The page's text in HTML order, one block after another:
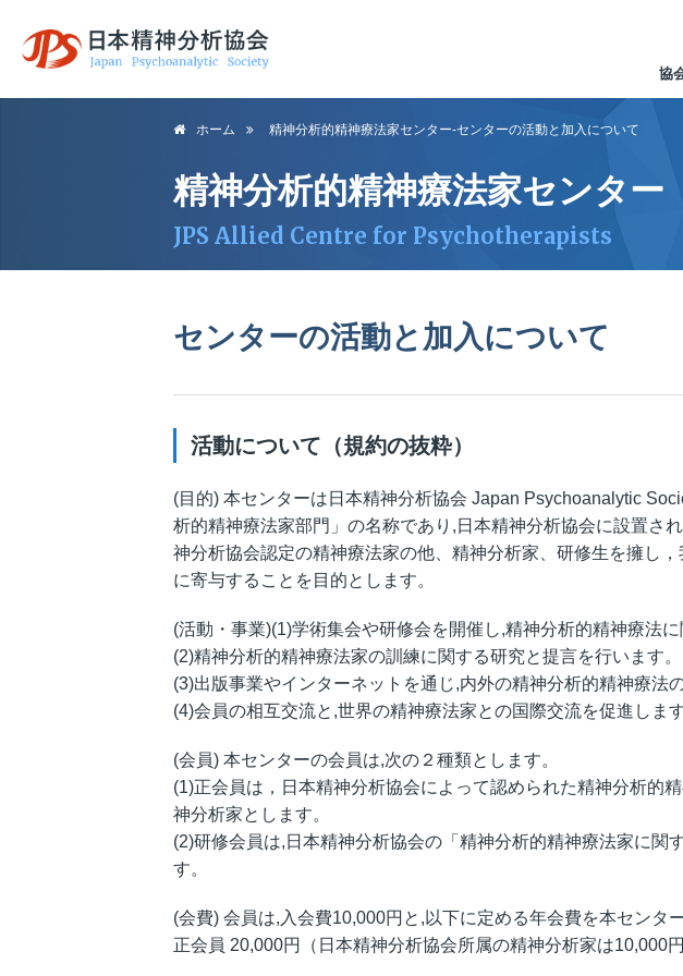
日本精神分析協
協
ホーム 精神分析的精神療法家センター-センターの活動と加入について
精神分析的精神療法家センター
JPS Allied Centre for Psychotherapists
センターの活動と加入について
活動について（規約の抜粋）
(目的) 本センターは日本精神分析協会 Japan Psychoanalytic
析的精神療法家部門」の名称であり,日本精神分析協会に設置さ
神分析協会認定の精神療法家の他、精神分析家、研修生を擁し
に寄与することを目的とします。
(活動・事業)(1)学術集会や研修会を開催し,精神分析的精神療法
(2)精神分析的精神療法家の訓練に関する研究と提言を行います。
(3)出版事業やインターネットを通じ,内外の精神分析的精神療法
(4)会員の相互交流と,世界の精神療法家との国際交流を促進します
(会員) 本センターの会員は,次の２種類とします。
(1)正会員は，日本精神分析協会によって認められた精神分析的
神分析家とします。
(2)研修会員は,日本精神分析協会の「精神分析的精神療法家に関
す。
(会費) 会員は,入会費10,000円と,以下に定める年会費を本センタ
正会員 20,000円（日本精神分析協会所属の精神分析家は10,000